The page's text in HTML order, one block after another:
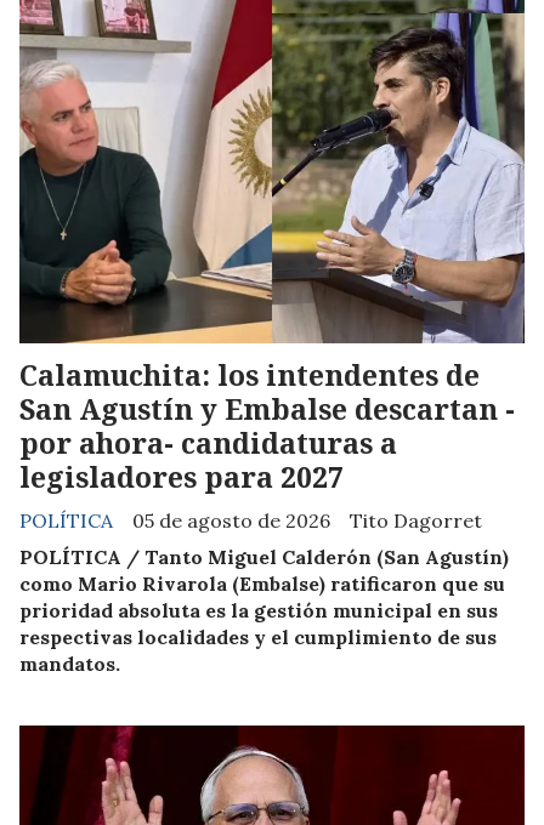
Calamuchita: los intendentes de
San Agustín y Embalse descartan -
por ahora- candidaturas a
legisladores para 2027
Tito Dagorret
POLÍTICA
05 de agosto de 2026
POLÍTICA / Tanto Miguel Calderón (San Agustín)
como Mario Rivarola (Embalse) ratificaron que su
prioridad absoluta es la gestión municipal en sus
respectivas localidades y el cumplimiento de sus
mandatos.